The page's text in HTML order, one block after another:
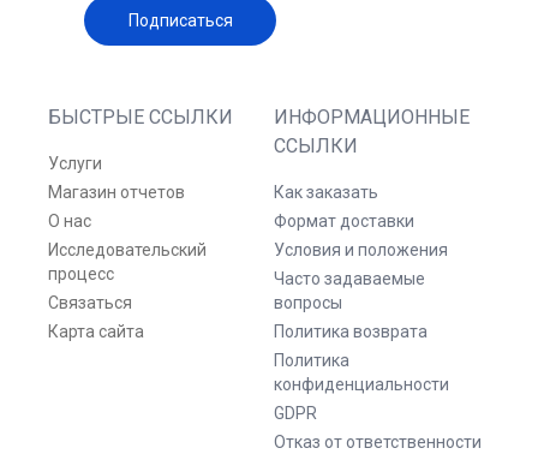
БЫСТРЫЕ ССЫЛКИ
Услуги
Магазин отчетов
О нас
Исследовательский
процесс
Связаться
Карта сайта
ИНФОРМАЦИОННЫЕ
ССЫЛКИ
Как заказать
Формат доставки
Условия и положения
Часто задаваемые
вопросы
Политика возврата
Политика
конфиденциальности
GDPR
Отказ от ответственности
Подписаться